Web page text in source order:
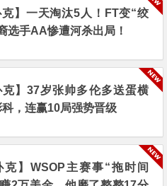
克】一天淘汰5人！FT变“绞
选手AA惨遭河杀出局！
克】37岁张帅多伦多送蛋横
，连赢10局强势晋级
克】WSOP主赛事“拖时间